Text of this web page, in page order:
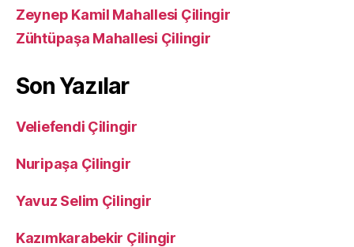
Zeynep Kamil Mahallesi Çilingir
Zühtüpaşa Mahallesi Çilingir
Son Yazılar
Veliefendi Çilingir
Nuripaşa Çilingir
Yavuz Selim Çilingir
Kazımkarabekir Çilingir